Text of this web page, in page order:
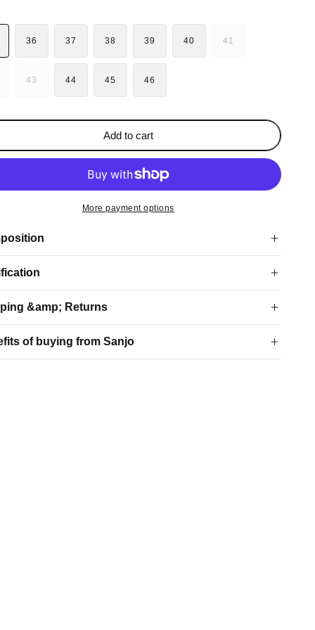
36 37 38 39 40 41
VARIANT
43
VARIANT
SOLD
44 45 46
Add to cart
More payment options
&amp; Returns
of buying from Sanjo